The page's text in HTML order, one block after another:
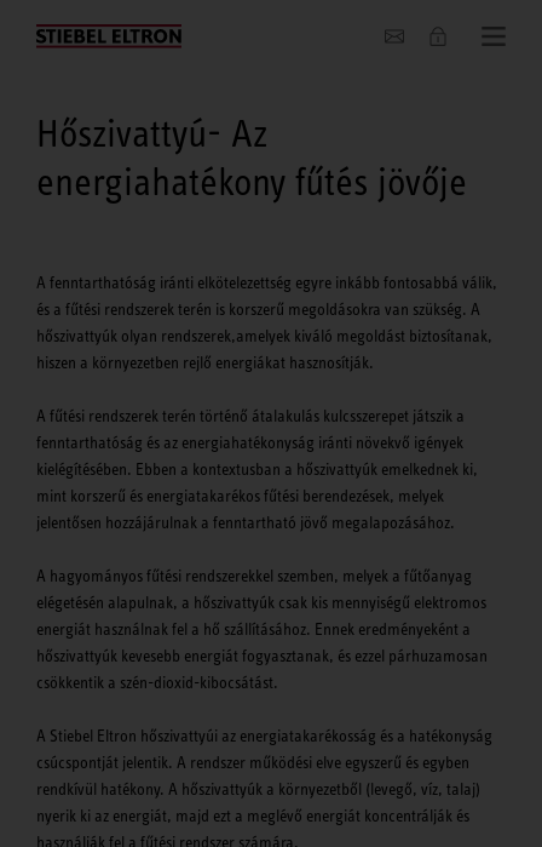
Hírek
Hőszivattyú- Az
energiahatékony fűtés jövője
A fenntarthatóság iránti elkötelezettség egyre inkább fontosabbá válik,
és a fűtési rendszerek terén is korszerű megoldásokra van szükség. A
hőszivattyúk olyan rendszerek,amelyek kiváló megoldást biztosítanak,
hiszen a környezetben rejlő energiákat hasznosítják.
A fűtési rendszerek terén történő átalakulás kulcsszerepet játszik a
fenntarthatóság és az energiahatékonyság iránti növekvő igények
kielégítésében. Ebben a kontextusban a hőszivattyúk emelkednek ki,
mint korszerű és energiatakarékos fűtési berendezések, melyek
jelentősen hozzájárulnak a fenntartható jövő megalapozásához.
A hagyományos fűtési rendszerekkel szemben, melyek a fűtőanyag
elégetésén alapulnak, a hőszivattyúk csak kis mennyiségű elektromos
energiát használnak fel a hő szállításához. Ennek eredményeként a
hőszivattyúk kevesebb energiát fogyasztanak, és ezzel párhuzamosan
csökkentik a szén-dioxid-kibocsátást.
A Stiebel Eltron hőszivattyúi az energiatakarékosság és a hatékonyság
csúcspontját jelentik. A rendszer működési elve egyszerű és egyben
rendkívül hatékony. A hőszivattyúk a környezetből (levegő, víz, talaj)
nyerik ki az energiát, majd ezt a meglévő energiát koncentrálják és
használják fel a fűtési rendszer számára.